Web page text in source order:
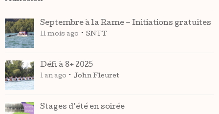
Septembre à la Rame – Initiations gratuites
11 mois ago SNTT
Défi à 8+ 2025
1 an ago John Fleuret
Stages d’été en soirée